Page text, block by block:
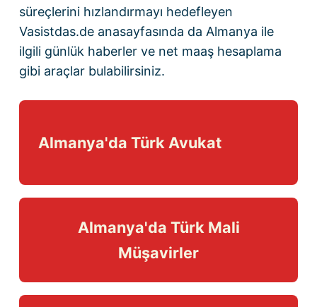
süreçlerini hızlandırmayı hedefleyen
Vasistdas.de anasayfasında da Almanya ile
ilgili günlük haberler ve net maaş hesaplama
gibi araçlar bulabilirsiniz.
Almanya'da Türk Avukat
Almanya'da Türk Mali
Müşavirler